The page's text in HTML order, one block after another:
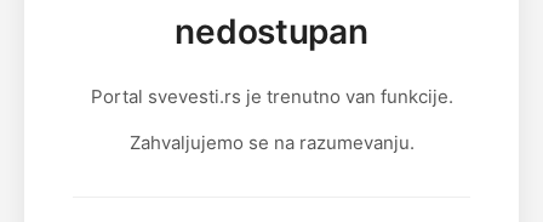
nedostupan
Portal svevesti.rs je trenutno van funkcije.
Zahvaljujemo se na razumevanju.